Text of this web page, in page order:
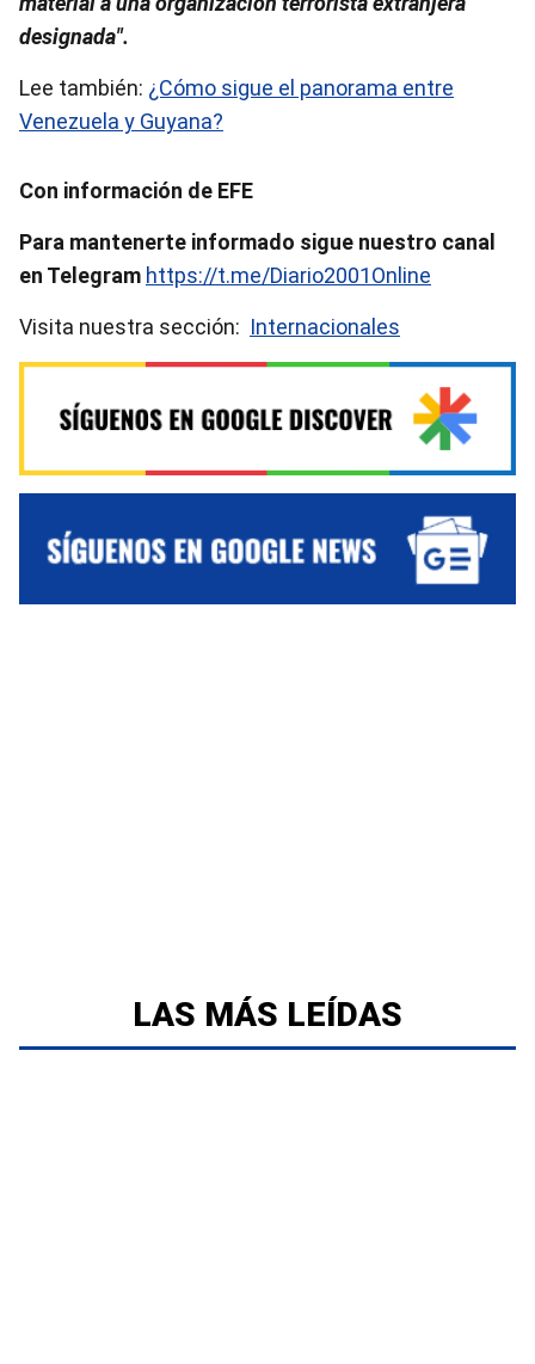
designada".
Lee también: ¿Cómo sigue el panorama entre
Venezuela y Guyana?
Con información de EFE
Para mantenerte informado sigue nuestro canal
en Telegram https://t.me/Diario2001Online
Visita nuestra sección: Internacionales
LAS MÁS LEÍDAS